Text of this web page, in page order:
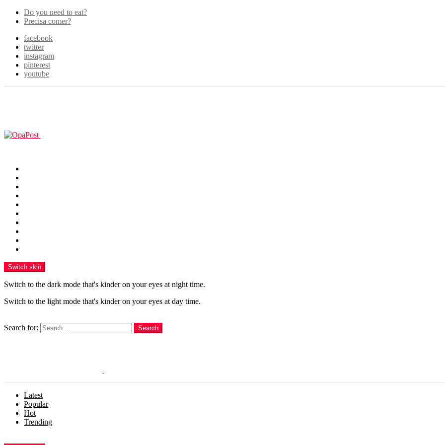
Do you need to eat?
Precisa comer?
facebook
twitter
instagram
pinterest
youtube
Switch skin
Switch to the dark mode that's kinder on your eyes at night time.
Switch to the light mode that's kinder on your eyes at day time.
Search for:
Search
Latest
Popular
Hot
Trending